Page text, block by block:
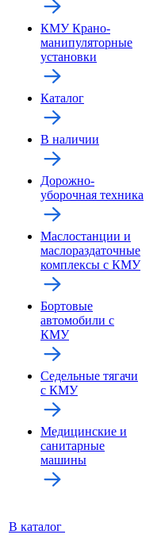
КМУ Крано-
манипуляторные
установки
Каталог
В наличии
Дорожно-
уборочная техника
Маслостанции и
маслораздаточные
комплексы с КМУ
Бортовые
автомобили с
КМУ
Седельные тягачи
с КМУ
Медицинские и
санитарные
машины
В каталог